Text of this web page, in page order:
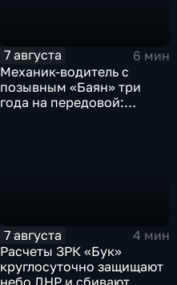
7 августа
6 мин
Механик-водитель с
позывным «Баян» три
года на передовой:
7 августа
4 мин
Расчеты ЗРК «Бук»
круглосуточно защищают